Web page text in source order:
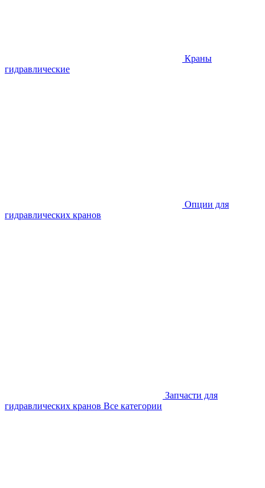
Краны
гидравлические
Опции для
гидравлических кранов
Запчасти для
гидравлических кранов Все категории